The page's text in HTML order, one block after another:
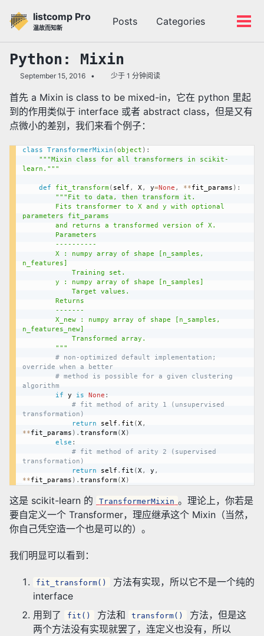
listcomp Pro
温故而知新
Posts Categories
切
换
Python: Mixin
September 15, 2016 少于 1 分钟阅读
首先 a Mixin is class to be mixed-in，它在 python 里起
到的作用类似于 interface 或者 abstract class，但是又有
点微小的差别，我们来看个例子：
class TransformerMixin (object ) :
"""Mixin class for all transformers in scikit-
learn."""
def fit_transform ( self , X, y=None , **fit_params ) :
"""Fit to data, then transform it.
parameters fit_params
n_features]
n_features_new]
        """
# non-optimized default implementation;
override when a better
# method is possible for a given clustering
algorithm
if y is None :
# fit method of arity 1 (unsupervised
transformation)
return self . fit (X,
**fit_params ) . transform (X)
else :
# fit method of arity 2 (supervised
transformation)
return self . fit (X, y ,
**fit_params ) . transform (X)
这是 scikit-learn 的 TransformerMixin 。理论上，你若是
要自定义一个 Transformer，理应继承这个 Mixin（当然，
你自己凭空造一个也是可以的）。
我们明显可以看到：
fit_transform()
方法有实现，所以它不是一个纯的
interface
用到了
fit() 方法和 transform()
方法，但是这
两个方法没有实现就罢了，连定义也没有，所以